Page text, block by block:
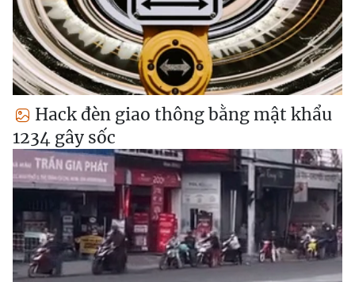
Hack đèn giao thông bằng mật khẩu
1234 gây sốc